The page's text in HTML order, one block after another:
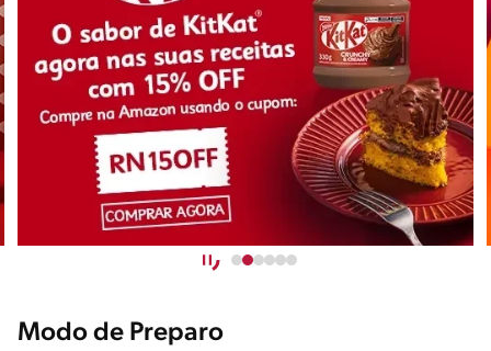
Modo de Preparo